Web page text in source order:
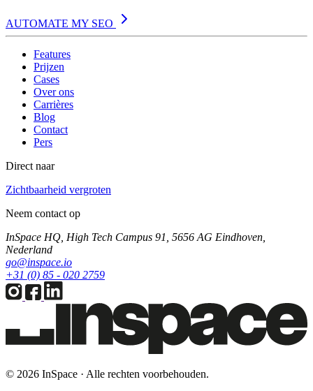
AUTOMATE MY SEO
Features
Prijzen
Cases
Over ons
Carrières
Blog
Contact
Pers
Direct naar
Zichtbaarheid vergroten
Neem contact op
InSpace HQ, High Tech Campus 91, 5656 AG Eindhoven,
Nederland
go@inspace.io
+31 (0) 85 - 020 2759
© 2026 InSpace · Alle rechten voorbehouden.